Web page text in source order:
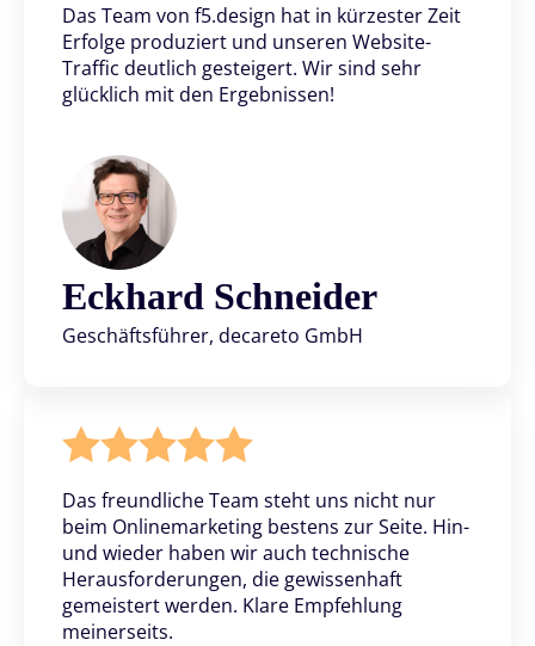
Das Team von f5.design hat in kürzester Zeit
Erfolge produziert und unseren Website-
Traffic deutlich gesteigert. Wir sind sehr
glücklich mit den Ergebnissen!
Eckhard Schneider
Geschäftsführer, decareto GmbH
Das freundliche Team steht uns nicht nur
beim Onlinemarketing bestens zur Seite. Hin-
und wieder haben wir auch technische
Herausforderungen, die gewissenhaft
gemeistert werden. Klare Empfehlung
meinerseits.